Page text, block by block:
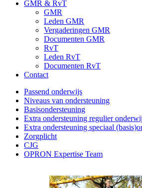
GMR & RvT
GMR
Leden GMR
Vergaderingen GMR
Documenten GMR
RvT
Leden RvT
Documenten RvT
Contact
Passend onderwijs
Niveaus van ondersteuning
Basisondersteuning
Extra ondersteuning regulier
Extra ondersteuning speciaal
Zorgplicht
CJG
OPRON Expertise Team